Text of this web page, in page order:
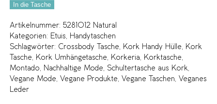
In die Tasche
Artikelnummer: 5281012 Natural
Kategorien: Etuis, Handytaschen
Schlagwörter: Crossbody Tasche, Kork Handy Hülle, Kork
Tasche, Kork Umhängetasche, Korkeria, Korktasche,
Montado, Nachhaltige Mode, Schultertasche aus Kork,
Vegane Mode, Vegane Produkte, Vegane Taschen, Veganes
Leder